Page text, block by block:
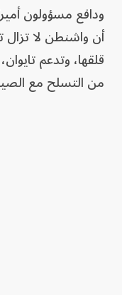
ودافع مسؤولون
أن واشنطن لا تزال
قلقها، وتدعم
من التسلح مع